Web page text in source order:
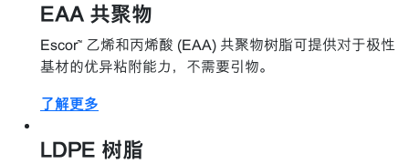
EAA 共聚物
Escor™ 乙烯和丙烯酸 (EAA) 共聚物树脂可提供对于极性
基材的优异粘附能力，不需要引物。
了解更多
LDPE 树脂